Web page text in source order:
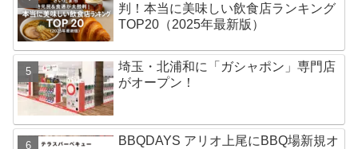
判！本当に美味しい飲食店ランキング
TOP20（2025年最新版）
埼玉・北浦和に「ガシャポン」専門店
がオープン！
BBQDAYS アリオ上尾にBBQ場新規オ